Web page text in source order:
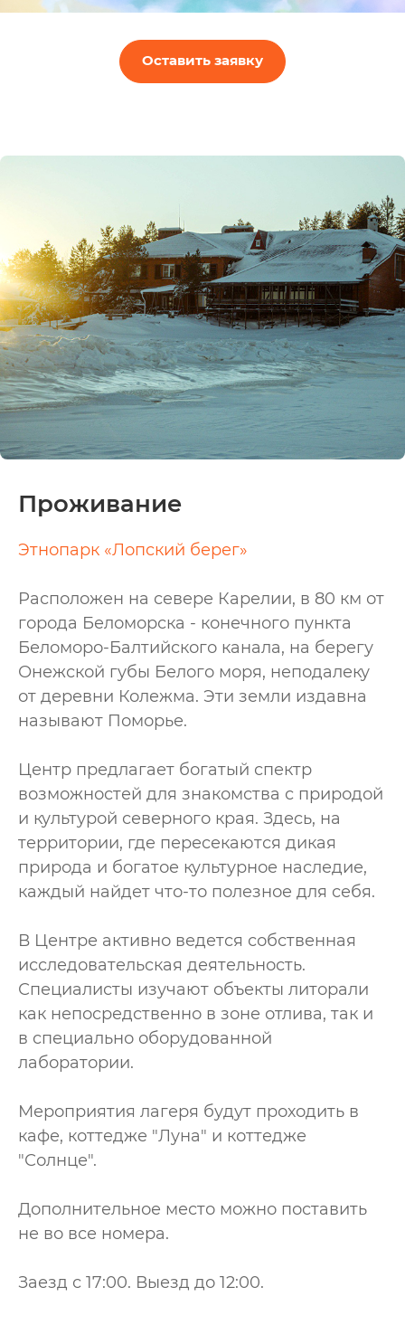
Оставить заявку
Проживание
Этнопарк «Лопский берег»
Расположен на севере Карелии, в 80 км от
города Беломорска - конечного пункта
Беломоро-Балтийского канала, на берегу
Онежской губы Белого моря, неподалеку
от деревни Колежма. Эти земли издавна
называют Поморье.
Центр предлагает богатый спектр
возможностей для знакомства с природой
и культурой северного края. Здесь, на
территории, где пересекаются дикая
природа и богатое культурное наследие,
каждый найдет что-то полезное для себя.
В Центре активно ведется собственная
исследовательская деятельность.
Специалисты изучают объекты литорали
как непосредственно в зоне отлива, так и
в специально оборудованной
лаборатории.
Мероприятия лагеря будут проходить в
кафе, коттедже "Луна" и коттедже
"Солнце".
Дополнительное место можно поставить
не во все номера.
Заезд с 17:00. Выезд до 12:00.